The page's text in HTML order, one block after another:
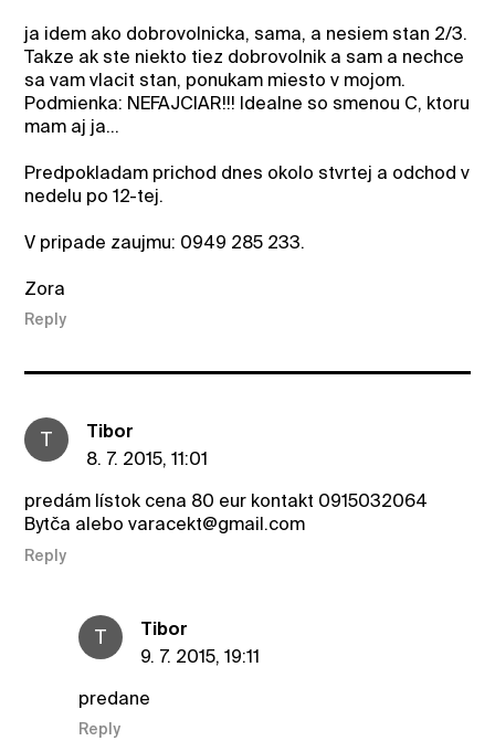
ja idem ako dobrovolnicka, sama, a nesiem stan 2/3.
Takze ak ste niekto tiez dobrovolnik a sam a nechce
sa vam vlacit stan, ponukam miesto v mojom.
Podmienka: NEFAJCIAR!!! Idealne so smenou C, ktoru
mam aj ja...
Predpokladam prichod dnes okolo stvrtej a odchod v
nedelu po 12-tej.
V pripade zaujmu: 0949 285 233.
Zora
Reply
T
Tibor
8. 7. 2015, 11:01
predám lístok cena 80 eur kontakt 0915032064
Bytča alebo varacekt@gmail.com
Reply
T
Tibor
9. 7. 2015, 19:11
predane
Reply